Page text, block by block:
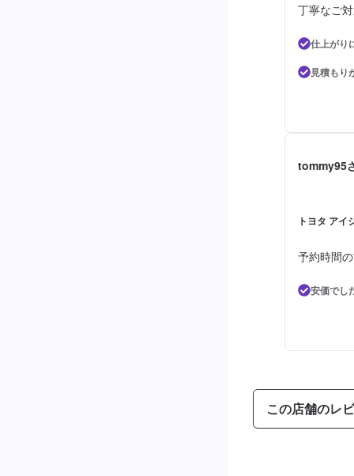
丁寧なご
仕上がり
見積もり
tommy95
トヨタ アイ
予約時間
安価でし
この店舗のレ